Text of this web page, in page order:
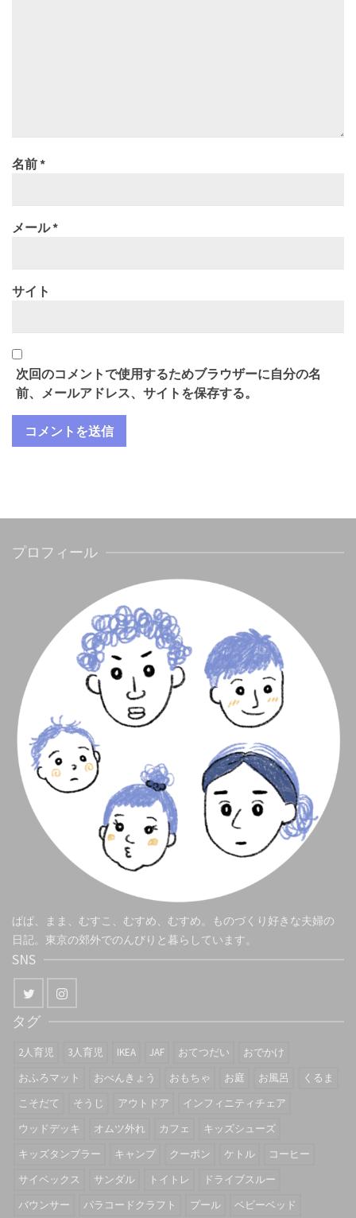
名前*
メール*
サイト
次回のコメントで使用するためブラウザーに自分の名
前、メールアドレス、サイトを保存する。
プロフィール
ぱぱ、まま、むすこ、むすめ、むすめ。ものづくり好きな夫婦の
日記。東京の郊外でのんびりと暮らしています。
SNS
タグ
2人育児 3人育児 IKEA JAF おてつだい
おでかけ
おふろマット
おべんきょう おもちゃ お庭 お風呂
くるま
こそだて
そうじ アウトドア
インフィニティチェア
ウッドデッキ
オムツ外れ カフェ
キッズシューズ
キッズタンブラー
キャンプ クーポン ケトル
コーヒー
サイベックス
サンダル トイトレ
ドライブスルー
バウンサー
パラコードクラフト プール ベビーベッド